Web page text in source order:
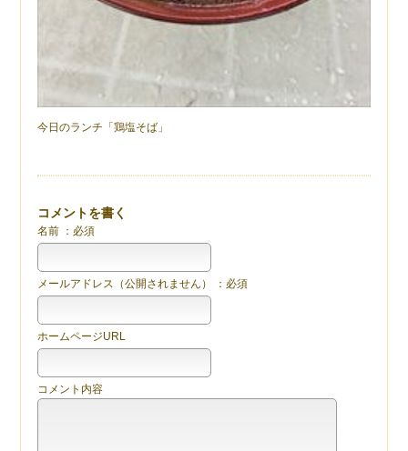
今日のランチ「鶏塩そば」
コメントを書く
名前 ：必須
メールアドレス（公開されません） ：必須
ホームページURL
コメント内容